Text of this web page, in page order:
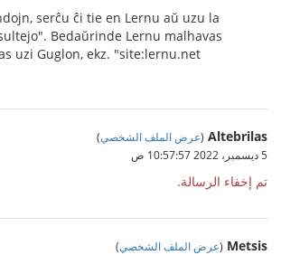
serĉu ĉi tie en Lernu aŭ uzu la
Bedaŭrinde Lernu malhavas
uzi Guglon, ekz. "site:lernu.net
Altebrilas
(عرض الملف الشخصي)
5 ديسمبر، 2022 10:57:57 ص
تم إخفاء الرسالة.
Metsis
(عرض الملف الشخصي)